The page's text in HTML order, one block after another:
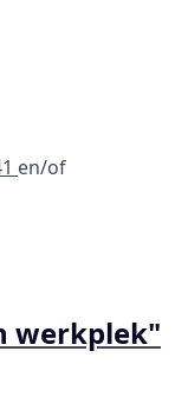
en/of
werkplek"